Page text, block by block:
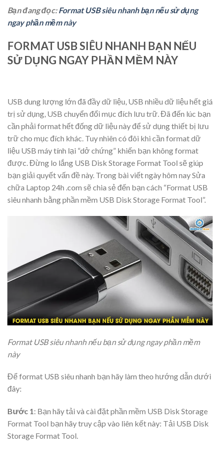
Bạn đang đọc:Format USB siêu nhanh bạn nếu sử dụng
ngay phần mềm này
FORMAT USB SIÊU NHANH BẠN NẾU
SỬ DỤNG NGAY PHẦN MỀM NÀY
USB dung lượng lớn đã đầy dữ liệu, USB nhiều dữ liệu hết giá
trị sử dụng, USB chuyển đổi mục đích lưu trữ. Đã đến lúc bạn
cần phải format hết đống dữ liệu này để sử dụng thiết bị lưu
trữ cho mục đích khác. Tuy nhiên có đôi khi cần format dữ
liệu USB máy tính lại “dở chứng” khiến bạn không format
được. Đừng lo lắng USB Disk Storage Format Tool sẽ giúp
bạn giải quyết vấn đề này. Trong bài viết ngày hôm nay Sửa
chữa Laptop 24h .com sẽ chia sẻ đến bạn cách “Format USB
siêu nhanh bằng phần mềm USB Disk Storage Format Tool”.
Format USB siêu nhanh nếu bạn sử dụng ngay phần mềm
này
Để format USB siêu nhanh bạn hãy làm theo hướng dẫn dưới
đây:
Bước 1: Bạn hãy tải và cài đặt phần mềm USB Disk Storage
Format Tool bạn hãy truy cập vào liên kết này: Tải USB Disk
Storage Format Tool.